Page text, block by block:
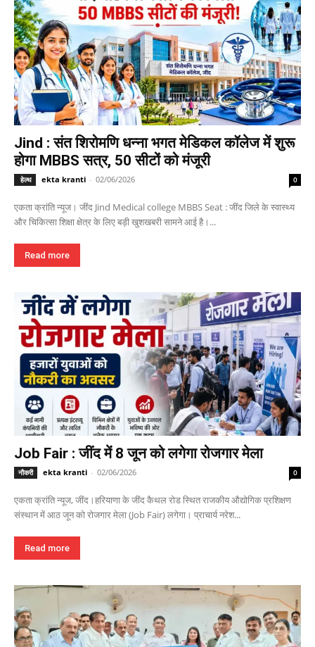
Jind : संत शिरोमणि धन्ना भगत मेडिकल कॉलेज में शुरू
होगा MBBS सत्र, 50 सीटों को मंजूरी
हेल्थ ekta kranti - 02/06/2026 0
एकता क्रांति न्यूज। जींद Jind Medical college MBBS Seat : जींद जिले के स्वास्थ्य
और चिकित्सा शिक्षा क्षेत्र के लिए बड़ी खुशखबरी सामने आई है।...
Read more
Job Fair : जींद में 8 जून को लगेगा रोजगार मेला
नौकरी ekta kranti - 02/06/2026 0
एकता क्रांति न्यूज, जींद।हरियाणा के जींद कैथल रोड स्थित राजकीय औद्योगिक प्रशिक्षण
संस्थान में आठ जून को रोजगार मेला (Job Fair) लगेगा। प्राचार्य नरेश...
Read more